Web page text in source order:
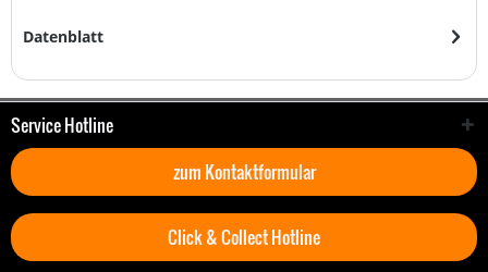
Datenblatt
Service Hotline
zum Kontaktformular
Click & Collect Hotline